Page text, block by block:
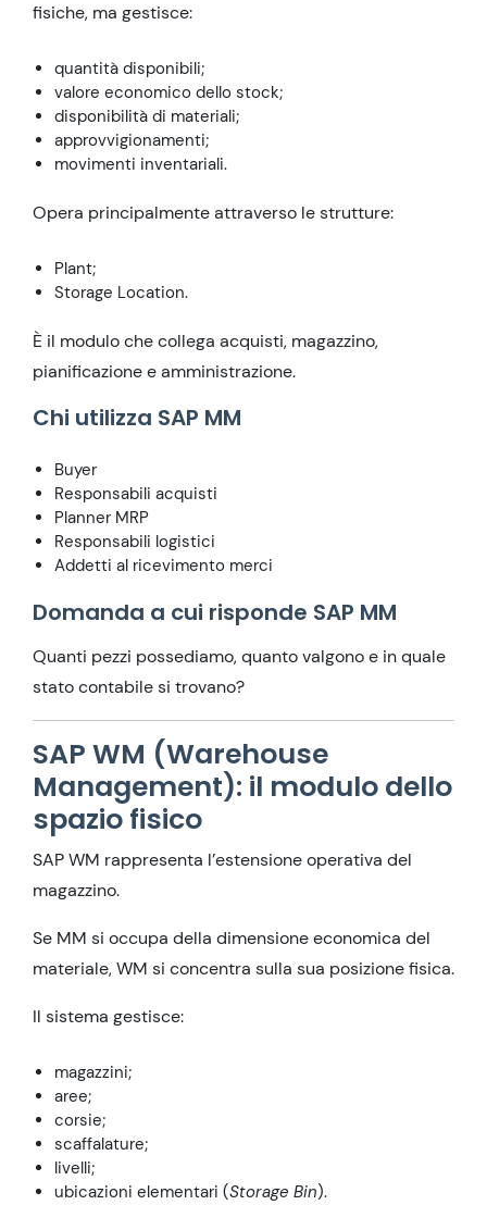
fisiche, ma gestisce:
quantità disponibili;
valore economico dello stock;
disponibilità di materiali;
approvvigionamenti;
movimenti inventariali.
Opera principalmente attraverso le strutture:
Plant;
Storage Location.
È il modulo che collega acquisti, magazzino,
pianificazione e amministrazione.
Chi utilizza SAP MM
Buyer
Responsabili acquisti
Planner MRP
Responsabili logistici
Addetti al ricevimento merci
Domanda a cui risponde SAP MM
Quanti pezzi possediamo, quanto valgono e in quale
stato contabile si trovano?
SAP WM (Warehouse
Management): il modulo dello
spazio fisico
SAP WM rappresenta l’estensione operativa del
magazzino.
Se MM si occupa della dimensione economica del
materiale, WM si concentra sulla sua posizione fisica.
Il sistema gestisce:
magazzini;
aree;
corsie;
scaffalature;
livelli;
ubicazioni elementari (Storage Bin).